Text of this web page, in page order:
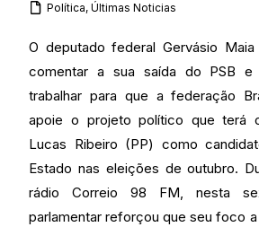
Política,Últimas Noticias
O deputado federal Gervásio
comentar a sua saída do PSB
trabalhar para que a federação
apoie o projeto político que terá
Lucas Ribeiro (PP) como
Estado nas eleições de outubro.
rádio Correio 98 FM, nesta
parlamentar reforçou que seu foco